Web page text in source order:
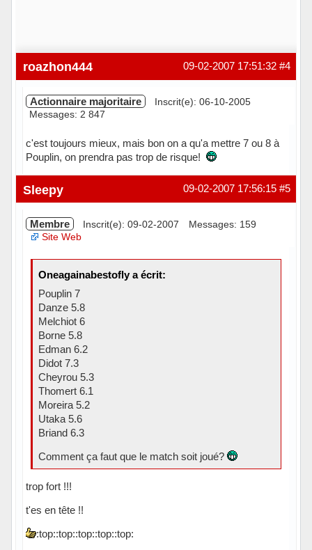
#4
09-02-2007 17:51:32
roazhon444
Actionnaire majoritaire
Inscrit(e): 06-10-2005
Messages: 2 847
c'est toujours mieux, mais bon on a qu'a mettre 7 ou 8 à
Pouplin, on prendra pas trop de risque!
Hors ligne #5
09-02-2007 17:56:15
Sleepy
Membre Inscrit(e): 09-02-2007
Messages: 159
Site Web
Oneagainabestofly a écrit:
Pouplin 7
Danze 5.8
Melchiot 6
Borne 5.8
Edman 6.2
Didot 7.3
Cheyrou 5.3
Thomert 6.1
Moreira 5.2
Utaka 5.6
Briand 6.3
Comment ça faut que le match soit joué?
trop fort !!!
t'es en tête !!
:top::top::top::top::top: